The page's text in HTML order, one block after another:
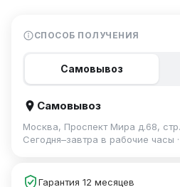
СПОСОБ ПОЛУЧЕНИЯ
Самовывоз
Самовывоз
Москва, Проспект Мира д.68,
Сегодня–завтра в рабочие часы
Гарантия 12 месяцев